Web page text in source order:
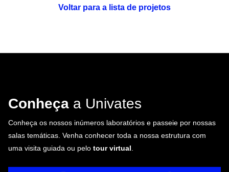
Voltar para a lista de projetos
Conheça a Univates
Conheça os nossos inúmeros laboratórios e passeie por nossas
salas temáticas. Venha conhecer toda a nossa estrutura com
uma visita guiada ou pelo tour virtual